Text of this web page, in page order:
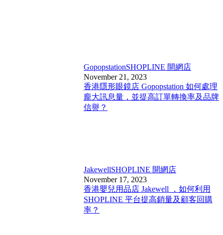
GopopstationSHOPLINE 開網店
November 21, 2023
香港隱形眼鏡店 Gopopstation 如何處理
龐大訊息量，並提高訂單轉換率及品牌
信譽？
JakewellSHOPLINE 開網店
November 17, 2023
香港嬰兒用品店 Jakewell ，如何利用
SHOPLINE 平台提高銷量及顧客回購
率？